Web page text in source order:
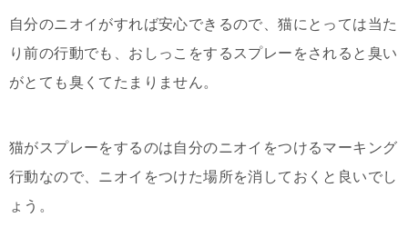
自分のニオイがすれば安心できるので、猫にとっては当た
り前の行動でも、おしっこをするスプレーをされると臭い
がとても臭くてたまりません。
猫がスプレーをするのは自分のニオイをつけるマーキング
行動なので、ニオイをつけた場所を消しておくと良いでし
ょう。